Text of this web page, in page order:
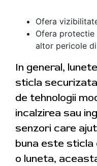
Ofera
Ofera
altor pericole
In general,
sticla
de tehnologii
incalzirea sau
senzori care
buna este sticla
o luneta,